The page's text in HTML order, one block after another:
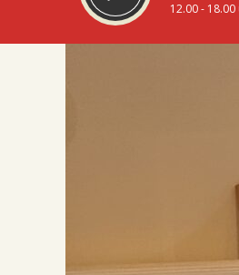
12.00 - 18.00